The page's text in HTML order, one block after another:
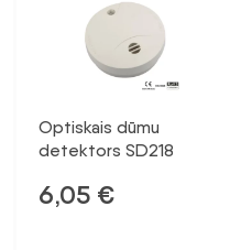
Optiskais dūmu
detektors SD218
6,05 €